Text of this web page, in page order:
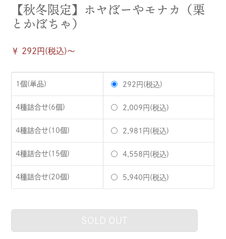
【秋冬限定】ホヤぼーやモナカ（栗
とかぼちゃ）
￥ 292円(税込)〜
1個(単品) 292円(税込)
4種詰合せ(6個) 2,009円(税込)
4種詰合せ(10個) 2,981円(税込)
4種詰合せ(15個) 4,558円(税込)
4種詰合せ(20個) 5,940円(税込)
SOLD OUT